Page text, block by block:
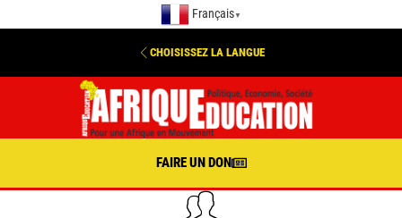
Français ▼
CHOISISSEZ LA LANGUE
FAIRE UN DON